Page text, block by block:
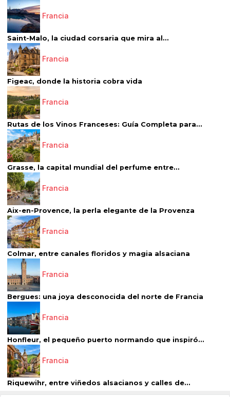
Francia
Saint-Malo, la ciudad corsaria que mira al...
Francia
Figeac, donde la historia cobra vida
Francia
Rutas de los Vinos Franceses: Guía Completa para...
Francia
Grasse, la capital mundial del perfume entre...
Francia
Aix-en-Provence, la perla elegante de la Provenza
Francia
Colmar, entre canales floridos y magia alsaciana
Francia
Bergues: una joya desconocida del norte de Francia
Francia
Honfleur, el pequeño puerto normando que inspiró...
Francia
Riquewihr, entre viñedos alsacianos y calles de...